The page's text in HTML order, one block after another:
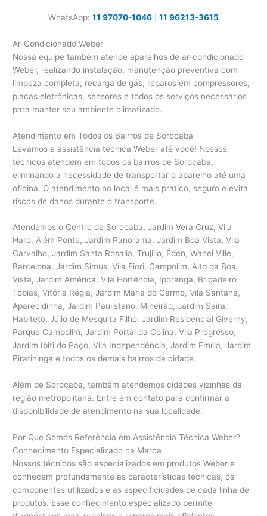
WhatsApp: 11 97070-1046 11 96213-3615
Ar-Condicionado Weber
Nossa equipe também atende aparelhos de ar-condicionado
Weber, realizando instalação, manutenção preventiva com
limpeza completa, recarga de gás, reparos em compressores,
placas eletrônicas, sensores e todos os serviços necessários
para manter seu ambiente climatizado.
Atendimento em Todos os Bairros de Sorocaba
Levamos a assistência técnica Weber até você! Nossos
técnicos atendem em todos os bairros de Sorocaba,
eliminando a necessidade de transportar o aparelho até uma
oficina. O atendimento no local é mais prático, seguro e evita
riscos de danos durante o transporte.
Atendemos o Centro de Sorocaba, Jardim Vera Cruz, Vila
Haro, Além Ponte, Jardim Panorama, Jardim Boa Vista, Vila
Carvalho, Jardim Santa Rosália, Trujillo, Éden, Wanel Ville,
Barcelona, Jardim Simus, Vila Fiori, Campolim, Alto da Boa
Vista, Jardim América, Vila Hortência, Iporanga, Brigadeiro
Tobias, Vitória Régia, Jardim Maria do Carmo, Vila Santana,
Aparecidinha, Jardim Paulistano, Mineirão, Jardim Saira,
Habiteto, Júlio de Mesquita Filho, Jardim Residencial Giverny,
Parque Campolim, Jardim Portal da Colina, Vila Progresso,
Jardim Ibiti do Paço, Vila Independência, Jardim Emília, Jardim
Piratininga e todos os demais bairros da cidade.
Além de Sorocaba, também atendemos cidades vizinhas da
região metropolitana. Entre em contato para confirmar a
disponibilidade de atendimento na sua localidade.
Por Que Somos Referência em Assistência Técnica Weber?
Conhecimento Especializado na Marca
Nossos técnicos são especializados em produtos Weber e
conhecem profundamente as características técnicas, os
componentes utilizados e as especificidades de cada linha de
produtos. Esse conhecimento especializado permite